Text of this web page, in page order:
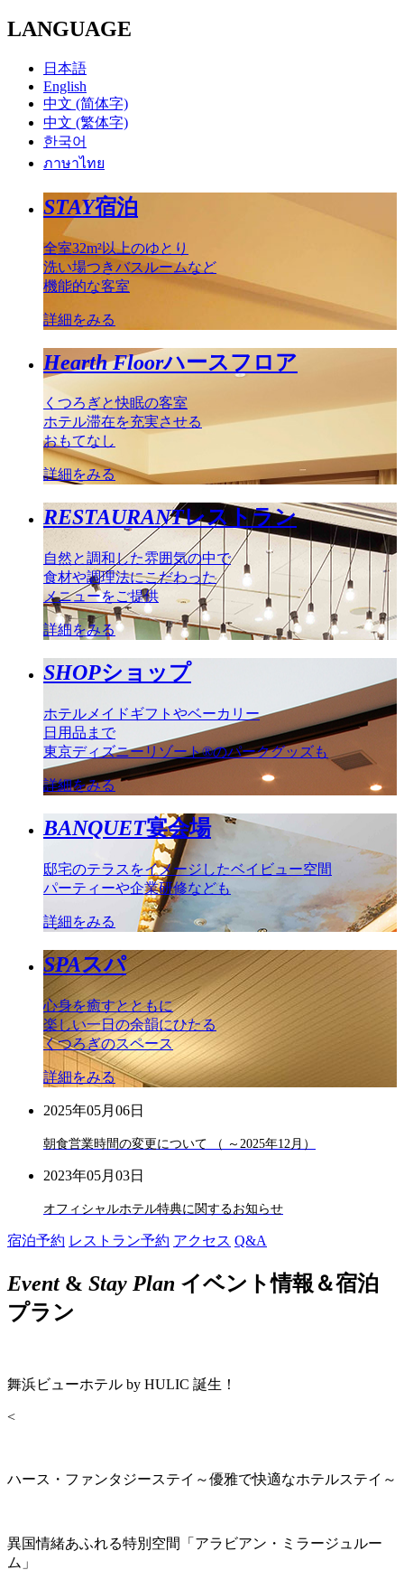
LANGUAGE
日本語
English
中文 (简体字)
中文 (繁体字)
한국어
ภาษาไทย
STAY宿泊
全室32m²以上のゆとり
洗い場つきバスルームなど
機能的な客室
詳細をみる
Hearth Floorハースフロア
くつろぎと快眠の客室
ホテル滞在を充実させる
おもてなし
詳細をみる
RESTAURANTレストラン
自然と調和した雰囲気の中で
食材や調理法にこだわった
メニューをご提供
詳細をみる
SHOPショップ
ホテルメイドギフトやベーカリー
日用品まで
東京ディズニーリゾート®のパークグッズも
詳細をみる
BANQUET宴会場
邸宅のテラスをイメージしたベイビュー空間
パーティーや企業研修なども
詳細をみる
SPAスパ
心身を癒すとともに
楽しい一日の余韻にひたる
くつろぎのスペース
詳細をみる
2025年05月06日
朝食営業時間の変更について （ ～2025年12月）
2023年05月03日
オフィシャルホテル特典に関するお知らせ
宿泊予約 レストラン予約 アクセス Q&A
Event& Stay Plan イベント情報＆宿泊
プラン
舞浜ビューホテル by HULIC 誕生！
<
ハース・ファンタジーステイ～優雅で快適なホテルステイ～
異国情緒あふれる特別空間「アラビアン・ミラージュルー
ム」